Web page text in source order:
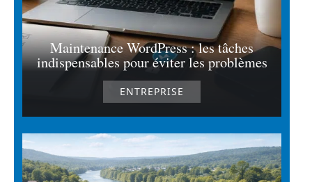
Maintenance WordPress : les tâches
indispensables pour éviter les problèmes
ENTREPRISE